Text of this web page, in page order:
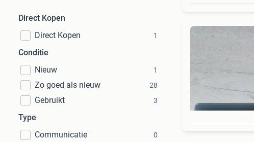
Direct Kopen
Direct Kopen
1
Conditie
Nieuw
1
Zo goed als nieuw 28
Gebruikt 3
Type
Communicatie
0